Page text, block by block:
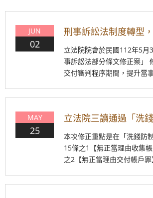
JUN
02
立法院院會於民國112年5月
事訴訟法部分條文修正案」
交付審判程序期間，提升當
MAY
25
本次修正重點是在「洗錢防
15條之1【無正當理由收集
之2【無正當理由交付帳戶